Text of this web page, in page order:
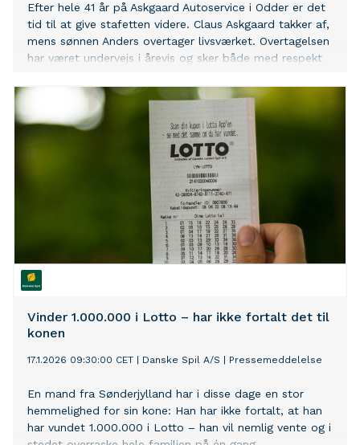
Efter hele 41 år på Askgaard Autoservice i Odder er det
tid til at give stafetten videre. Claus Askgaard takker af,
mens sønnen Anders overtager livsværket. Overtagelsen
har været undervejs i årevis og sker både med respekt
Vinder 1.000.000 i Lotto – har ikke fortalt det til
konen
17.1.2026 09:30:00 CET Danske Spil A/S Pressemeddelelse
En mand fra Sønderjylland har i disse dage en stor
hemmelighed for sin kone: Han har ikke fortalt, at han
har vundet 1.000.000 i Lotto – han vil nemlig vente og i